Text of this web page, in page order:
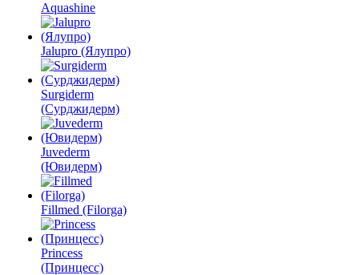
Aquashine
Jalupro (Ялупро)
Surgiderm
(Сурджидерм)
Juvederm
(Ювидерм)
Fillmed (Filorga)
Princess
(Принцесс)